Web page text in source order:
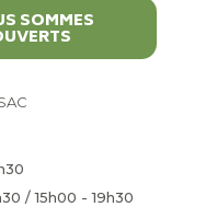
SOMMES
/ 15h00 - 19h30